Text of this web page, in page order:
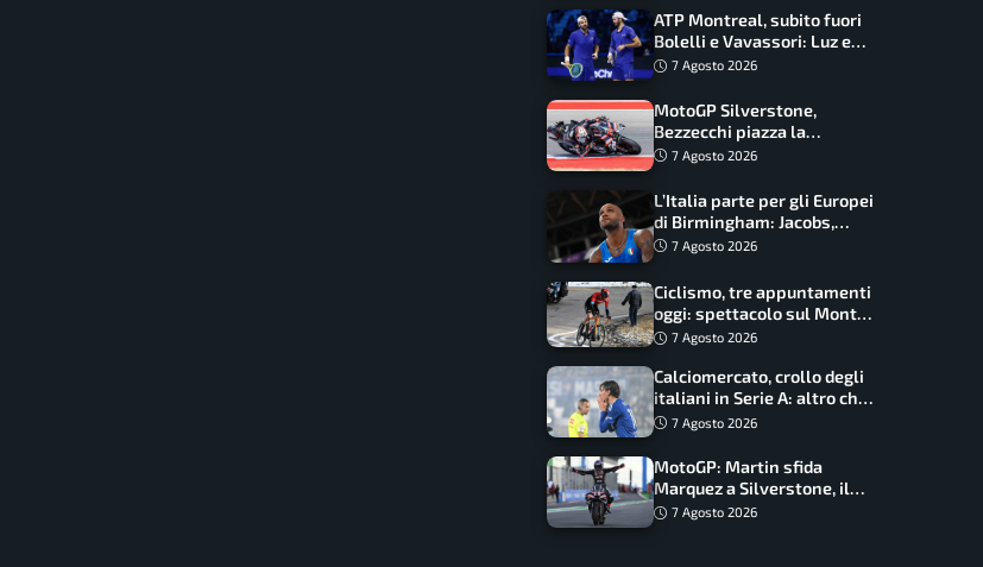
ATP Montreal, subito fuori
Bolelli e Vavassori: Luz e
Matos fermano gli azzurri
7 Agosto 2026
MotoGP Silverstone,
Bezzecchi piazza la
zampata: Aprilia domina,
7 Agosto 2026
L’Italia parte per gli Europei
di Birmingham: Jacobs,
Tamberi e Battocletti
record
7 Agosto 2026
Ciclismo, tre appuntamenti
oggi: spettacolo sul Mont
Ventoux, orari e come
7 Agosto 2026
Calciomercato, crollo degli
italiani in Serie A: altro che
svolta dopo il Mondiale
7 Agosto 2026
MotoGP: Martin sfida
Marquez a Silverstone, il
programma e gli orari
7 Agosto 2026